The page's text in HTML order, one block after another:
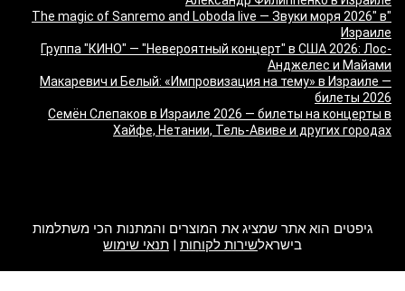
"The magic of Sanremo and Loboda live — Звуки моря 2026" в
Израиле
Группа "КИНО" — "Невероятный концерт" в США 2026: Лос-
Анджелес и Майами
Макаревич и Белый: «Импровизация на тему» в Израиле —
билеты 2026
Семён Слепаков в Израиле 2026 — билеты на концерты в
Хайфе, Нетании, Тель-Авиве и других городах
גיפטים הוא אתר שמציג את המוצרים והמתנות הכי משתלמות
בישראלשירות לקוחות תנאי שימוש